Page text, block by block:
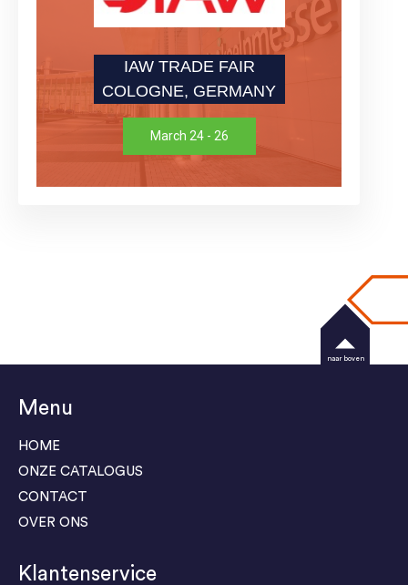
IAW TRADE FAIR
COLOGNE, GERMANY
March 24 - 26
Menu
HOME
ONZE CATALOGUS
CONTACT
OVER ONS
Klantenservice
naar boven